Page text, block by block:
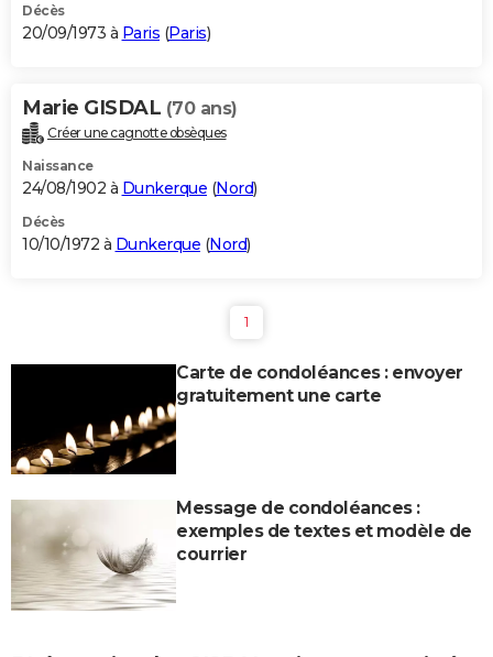
Décès
20/09/1973 à Paris (Paris)
Marie GISDAL (70 ans)
Créer une cagnotte obsèques
Naissance
24/08/1902 à Dunkerque (Nord)
Décès
10/10/1972 à Dunkerque (Nord)
1
Carte de condoléances : envoyer
gratuitement une carte
Message de condoléances :
exemples de textes et modèle de
courrier